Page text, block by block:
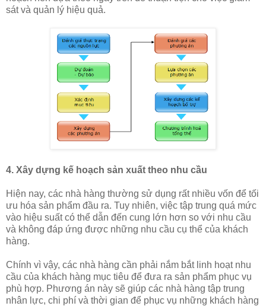
sát và quản lý hiệu quả.
4. Xây dựng kế hoạch sản xuất theo nhu cầu
Hiện nay, các nhà hàng thường sử dụng rất nhiều vốn để tối
ưu hóa sản phẩm đầu ra. Tuy nhiên, việc tập trung quá mức
vào hiệu suất có thể dẫn đến cung lớn hơn so với nhu cầu
và không đáp ứng được những nhu cầu cụ thể của khách
hàng.
Chính vì vậy, các nhà hàng cần phải nắm bắt linh hoạt nhu
cầu của khách hàng mục tiêu để đưa ra sản phẩm phục vụ
phù hợp. Phương án này sẽ giúp các nhà hàng tập trung
nhân lực, chi phí và thời gian để phục vụ những khách hàng